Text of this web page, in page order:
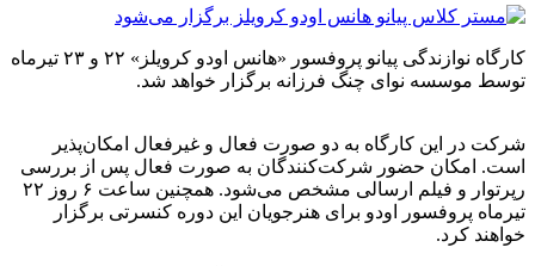
کارگاه نوازندگی پیانو پروفسور «هانس اودو کرویلز» ۲۲ و ۲۳ تیرماه
توسط موسسه نوای چنگ فرزانه برگزار خواهد شد.
شرکت در این کارگاه به دو صورت فعال و غیرفعال امکان‌پذیر
است. امکان حضور شرکت‌کنندگان به صورت فعال پس از بررسی
رپرتوار و فیلم ارسالی مشخص می‌شود. همچنین ساعت ۶ روز ۲۲
تیرماه پروفسور اودو برای هنرجویان این دوره کنسرتی برگزار
خواهند کرد.